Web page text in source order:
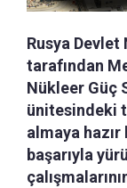
Rusya
tarafından
Nükleer Güç
ünitesindeki
almaya
başarıyla